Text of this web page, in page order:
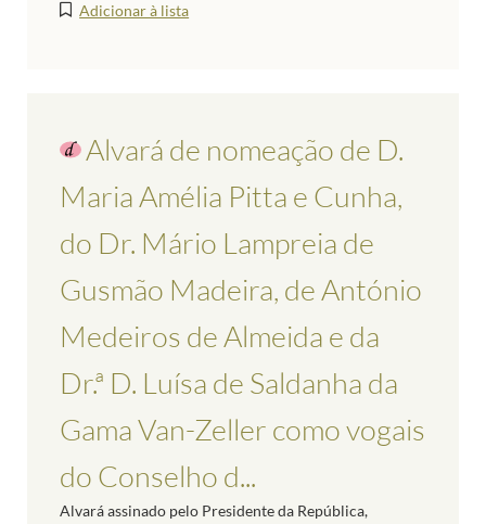
Adicionar à lista
Alvará de nomeação de D.
Maria Amélia Pitta e Cunha,
do Dr. Mário Lampreia de
Gusmão Madeira, de António
Medeiros de Almeida e da
Dr.ª D. Luísa de Saldanha da
Gama Van-Zeller como vogais
do Conselho d...
Alvará assinado pelo Presidente da República,